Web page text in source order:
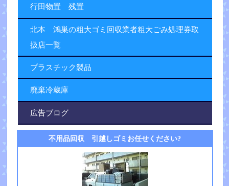
行田物置 残置
北本 鴻巣の粗大ゴミ回収業者粗大ごみ処理券取
扱店一覧
プラスチック製品
廃棄冷蔵庫
広告ブログ
不用品回収 引越しゴミお任せください?